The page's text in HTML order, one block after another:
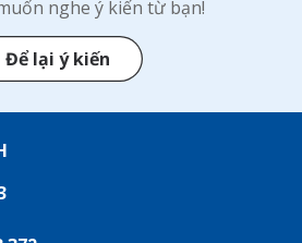
nghe ý kiến từ bạn!
Để lại ý kiến